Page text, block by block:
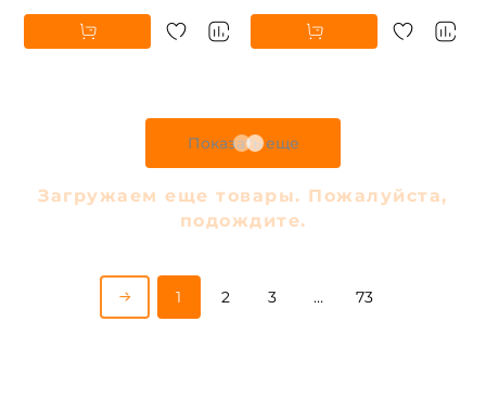
Показать еще
Загружаем еще товары. Пожалуйста,
подождите.
1 2 3 … 73